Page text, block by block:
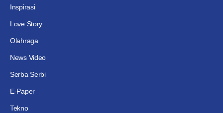
Inspirasi
Love Story
Olahraga
News Video
Serba Serbi
E-Paper
Tekno